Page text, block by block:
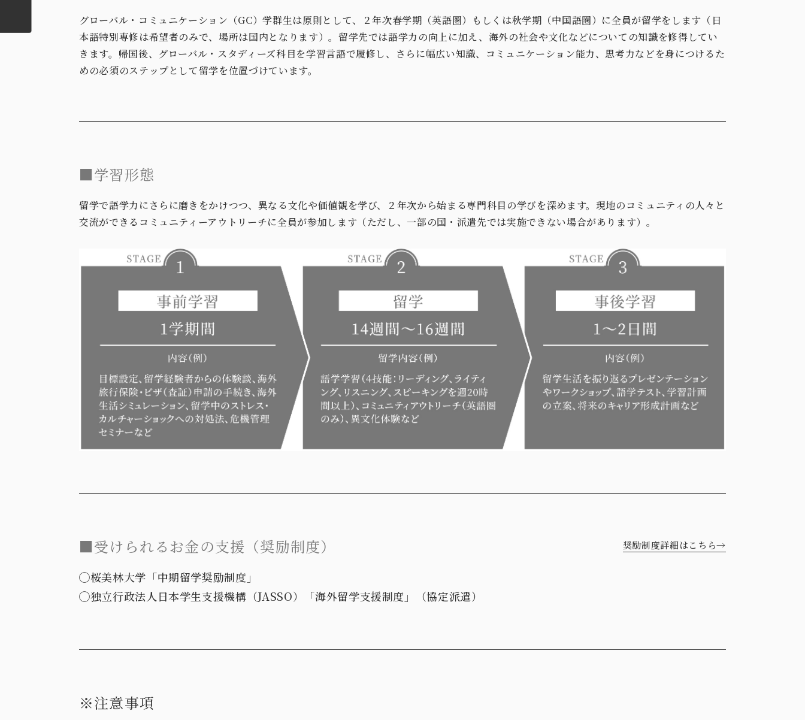
グローバル・コミュニケーション（GC）学群生は原則として、２年次春学期（英語圏）もしくは秋学期（中国語圏）に全員が留学をします（日
本語特別専修は希望者のみで、場所は国内となります）。留学先では語学力の向上に加え、海外の社会や文化などについての知識を修得してい
きます。帰国後、グローバル・スタディーズ科目を学習言語で履修し、さらに幅広い知識、コミュニケーション能力、思考力などを身につけるた
めの必須のステップとして留学を位置づけています。
■学習形態
留学で語学力にさらに磨きをかけつつ、異なる文化や価値観を学び、２年次から始まる専門科目の学びを深めます。現地のコミュニティの人々と
交流ができるコミュニティーアウトリーチに全員が参加します（ただし、一部の国・派遣先では実施できない場合があります）。
■受けられるお金の支援（奨励制度） 奨励制度詳細はこちら→
◯桜美林大学「中期留学奨励制度」
◯独立行政法人日本学生支援機構（JASSO）「海外留学支援制度」（協定派遣）
※注意事項